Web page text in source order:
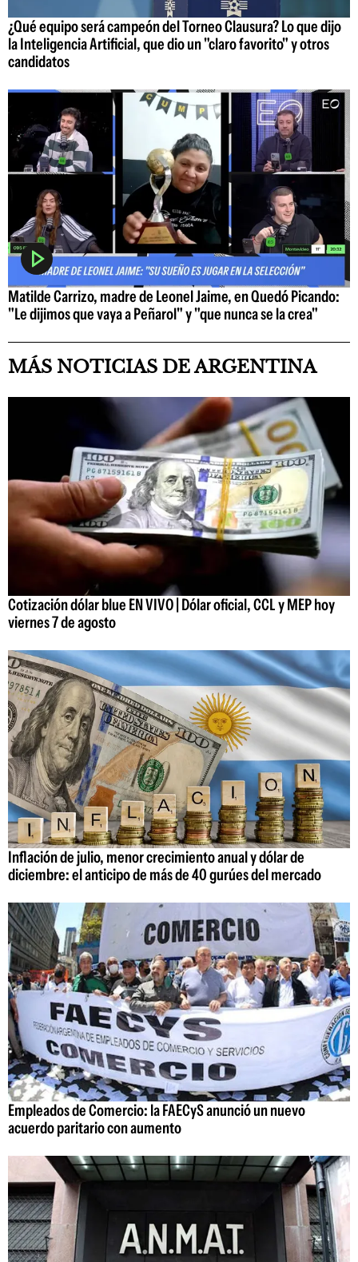
¿Qué equipo será campeón del Torneo Clausura? Lo que dijo
la Inteligencia Artificial, que dio un "claro favorito" y otros
candidatos
Matilde Carrizo, madre de Leonel Jaime, en Quedó Picando:
"Le dijimos que vaya a Peñarol" y "que nunca se la crea"
MÁS NOTICIAS DE ARGENTINA
Cotización dólar blue EN VIVO | Dólar oficial, CCL y MEP hoy
viernes 7 de agosto
Inflación de julio, menor crecimiento anual y dólar de
diciembre: el anticipo de más de 40 gurúes del mercado
Empleados de Comercio: la FAECyS anunció un nuevo
acuerdo paritario con aumento